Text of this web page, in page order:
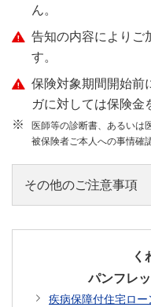
ん。
告知の内容によりご
す。
保険対象期間開始前
ガに対しては保険金
※
医師等の診断書、あるいは
被保険者ご本人への事情確
その他のご注意事項
がんとは悪性新生
このご案内は総合
す。ご加入にあた
をよくお読みくださ
く
パンフレ
疾病保障付住宅ロー